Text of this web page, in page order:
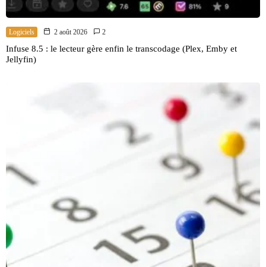
Logiciels 2 août 2026 2
Infuse 8.5 : le lecteur gère enfin le transcodage (Plex, Emby et
Jellyfin)